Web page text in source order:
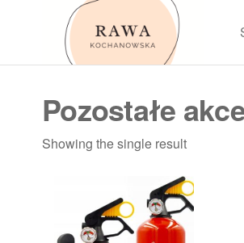
Pozostałe
Showing the single result